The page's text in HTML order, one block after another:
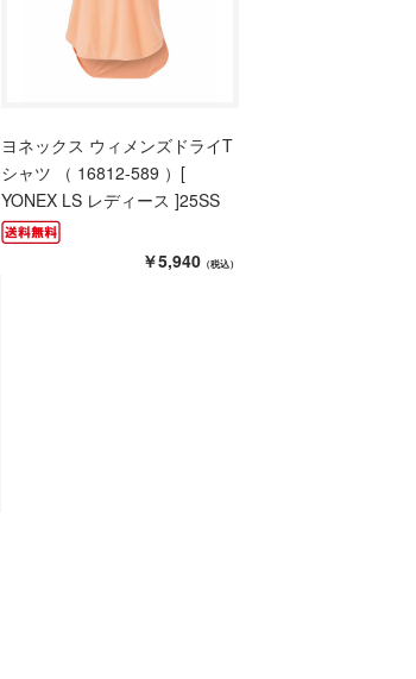
ヨネックス ウィメンズドライT
シャツ （ 16812-589 ）[
YONEX LS レディース ]25SS
￥5,940 （税込）